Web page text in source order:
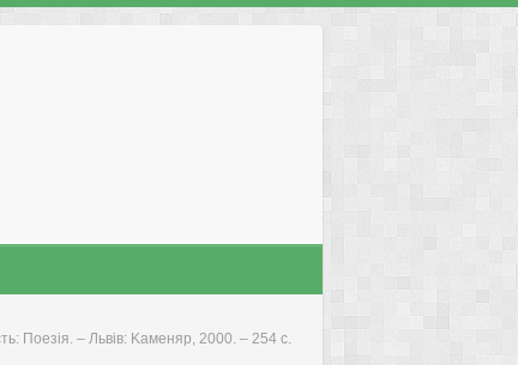
Поезія. – Львів: Kаменяр, 2000. – 254 с.